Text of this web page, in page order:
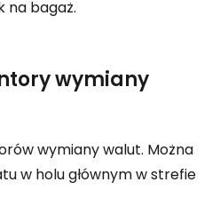
na bagaż.
wymiany
wymiany walut. Można
w holu głównym w strefie